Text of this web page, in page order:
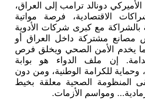
دونالد ترامب إلى العراق،
الاقتصادية، فرصة مواتية
بالشراكة مع كبرى شركات الأدوية
مصانع مشتركة داخل العراق أو
يخدم الأمن الصحي ويخلق فرص
إن ملف الدواء هو بوابة
وحماية للكرامة الوطنية، ومن دون
المنظومة الصحية معلقة بخيط
ومواسم الأزمات.